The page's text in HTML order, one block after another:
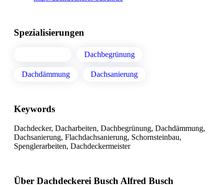
Spezialisierungen
Dachbegrünung
Dachdämmung Dachsanierung
Keywords
Dachdecker, Dacharbeiten, Dachbegrünung, Dachdämmung,
Dachsanierung, Flachdachsanierung, Schornsteinbau,
Spenglerarbeiten, Dachdeckermeister
Über Dachdeckerei Busch Alfred Busch